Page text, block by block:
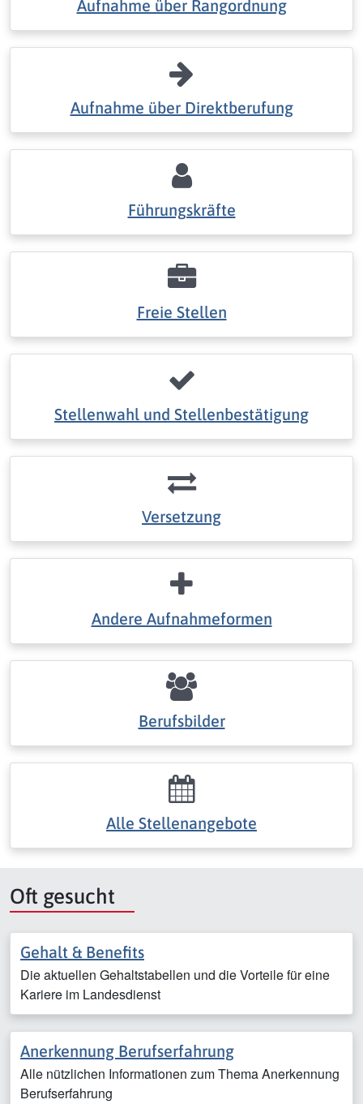
Aufnahme über Rangordnung
Aufnahme über Direktberufung
Führungskräfte
Freie Stellen
Stellenwahl und Stellenbestätigung
Versetzung
Andere Aufnahmeformen
Berufsbilder
Alle Stellenangebote
Oft gesucht
Gehalt & Benefits
Die aktuellen Gehaltstabellen und die Vorteile für eine
Kariere im Landesdienst
Anerkennung Berufserfahrung
Alle nützlichen Informationen zum Thema Anerkennung
Berufserfahrung